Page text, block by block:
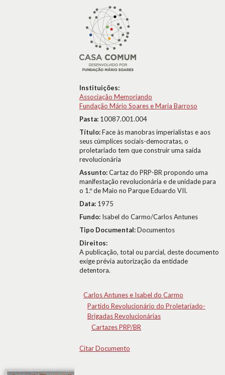
Instituições:
Associação Memoriando
Fundação Mário Soares e Maria Barroso
Pasta: 10087.001.004
Título:Face às manobras imperialistas e aos
seus cúmplices sociais-democratas, o
proletariado tem que construir uma saída
revolucionária
Assunto:Cartaz do PRP-BR propondo uma
manifestação revolucionária e de unidade para
o 1.º de Maio no Parque Eduardo VII.
Data: 1975
Fundo: Isabel do Carmo/Carlos Antunes
Tipo Documental:Documentos
Direitos:
A publicação, total ou parcial, deste documento
exige prévia autorização da entidade
detentora.
Carlos Antunes e Isabel do Carmo
Partido Revolucionário do Proletariado-
Brigadas Revolucionárias
Cartazes PRP/BR
Citar Documento